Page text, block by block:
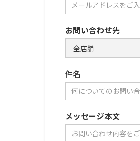
お問い合わせ先
件名
メッセージ本文